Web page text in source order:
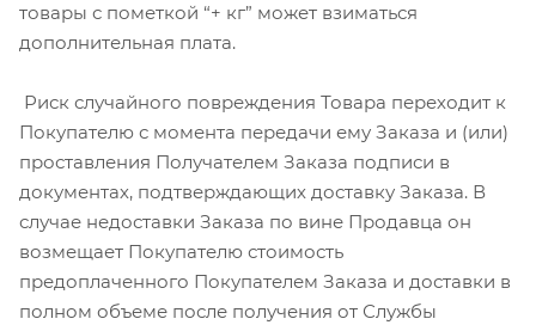
товары с пометкой “+ кг” может взиматься
дополнительная плата.
Риск случайного повреждения Товара переходит к
Покупателю с момента передачи ему Заказа и (или)
проставления Получателем Заказа подписи в
документах, подтверждающих доставку Заказа. В
случае недоставки Заказа по вине Продавца он
возмещает Покупателю стоимость
предоплаченного Покупателем Заказа и доставки в
полном объеме после получения от Службы